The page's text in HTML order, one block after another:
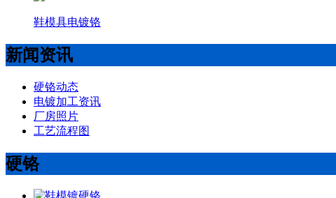
鞋模具电镀铬
新闻资讯
硬铬动态
电镀加工资讯
厂房照片
工艺流程图
硬铬